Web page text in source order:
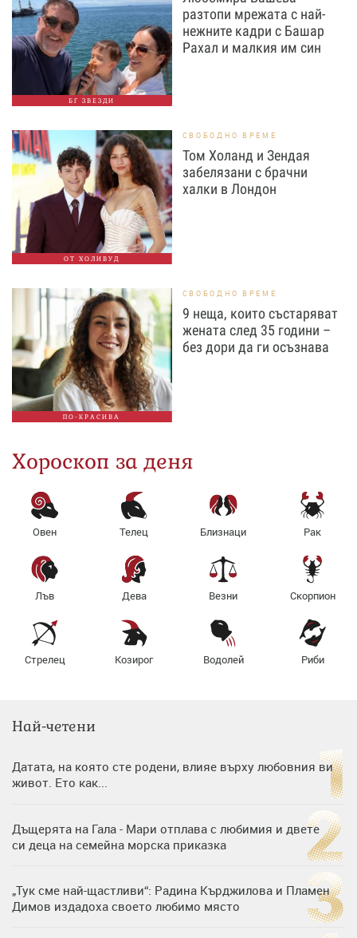
БГ ЗВЕЗДИ
разтопи мрежата с най-
нежните кадри с Башар
Рахал и малкия им син
ОТ ХОЛИВУД
СВОБОДНО ВРЕМЕ
Том Холанд и Зендая
забелязани с брачни
халки в Лондон
ПО-КРАСИВА
СВОБОДНО ВРЕМЕ
9 неща, които състаряват
жената след 35 години –
без дори да ги осъзнава
Хороскоп за деня
Овен Телец Близнаци Рак
Лъв Дева Везни Скорпион
Стрелец Козирог Водолей Риби
Най-четени
Датата, на която сте родени, влияе върху любовния ви
живот. Ето как...
Дъщерята на Гала - Мари отплава с любимия и двете
си деца на семейна морска приказка
„Тук сме най-щастливи“: Радина Кърджилова и Пламен
Димов издадоха своето любимо място